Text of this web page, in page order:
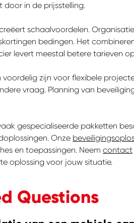
in de prijsstelling.
schaalvoordelen.
bedingen. Het
levert meestal betere tarieven
zijn voor flexibele
vraag. Planning van
gespecialiseerde pakketten
Onze
en toepassingen. Neem contact
oplossing voor jouw situatie.
Questions